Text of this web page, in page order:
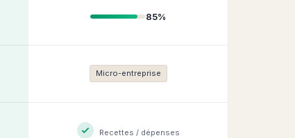
85%
Micro-entreprise
Recettes / dépenses